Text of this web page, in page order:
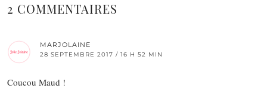
2 COMMENTAIRES
MARJOLAINE
28 SEPTEMBRE 2017 / 16 H 52 MIN
Coucou Maud !